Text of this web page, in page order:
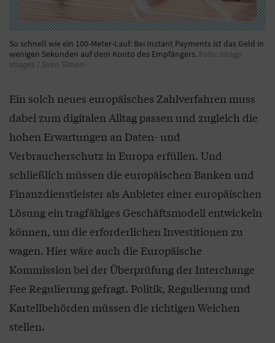
So schnell wie ein 100-Meter-Lauf: Bei Instant Payments ist das Geld in
wenigen Sekunden auf dem Konto des Empfängers. Foto: imago
images / Sven Simon
Ein solch neues europäisches Zahlverfahren muss
dabei zum digitalen Alltag passen und zugleich die
hohen Erwartungen an Daten- und
Verbraucherschutz in Europa erfüllen. Und
schließlich müssen die europäischen Banken und
Finanzdienstleister als Anbieter einer europäischen
Lösung ein tragfähiges Geschäftsmodell entwickeln
können, um die erforderlichen Investitionen zu
wagen. Hier wäre auch die Europäische
Kommission bei der Überprüfung der Interchange
Fee Regulierung gefragt. Politik, Regulierung und
Kartellbehörden müssen die richtigen Weichen
stellen.